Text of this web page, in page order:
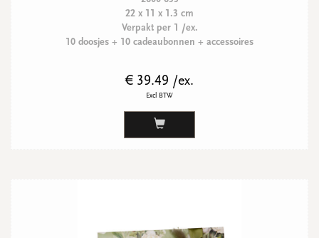
22 x 11 x 1.3 cm
Verpakt per 1 /ex.
10 doosjes + 10 cadeaubonnen + accessoires
€ 39.49 /ex.
Excl BTW